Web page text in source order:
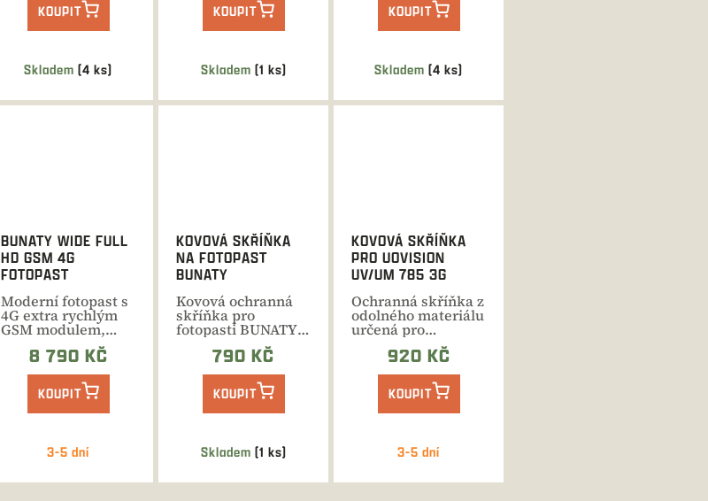
Skladem (4 ks)
KOUPIT
Skladem (1 ks)
KOUPIT
Skladem(4 ks)
KOUPIT
3-5 dní
BUNATY WIDE FULL
HD GSM 4G
FOTOPAST
Moderní fotopast s
4G extra rychlým
GSM modulem,
SMS dálkovým
ovládáním,...
8 790 KČ
KOUPIT
Skladem (1 ks)
KOVOVÁ SKŘÍŇKA
NA FOTOPAST
BUNATY
Kovová ochranná
skříňka pro
fotopasti BUNATY,
včetně modelů s
GSM modulem.
790 KČ
KOUPIT
3-5 dní
KOVOVÁ SKŘÍŇKA
PRO UOVISION
UV/UM 785 3G
Ochranná skříňka z
odolného materiálu
určená pro
fotopasti UOVision
UV/UM 785
920 KČ
KOUPIT